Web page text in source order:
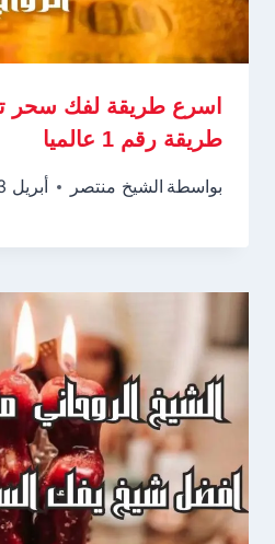
اسرع طريقة لفك سحر
طريقة رقم 1 عالميا
بواسطة الشيخ منتصر أبريل 13, 2023